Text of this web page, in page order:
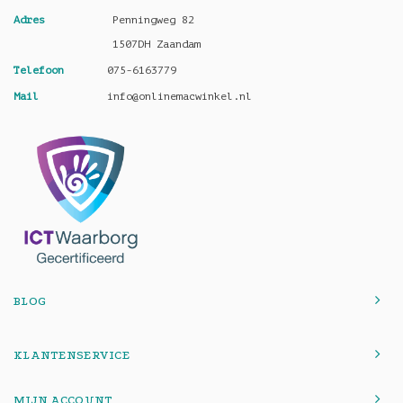
Adres
Penningweg 82
1507DH Zaandam
Telefoon 075-6163779
Mail info@onlinemacwinkel.nl
BLOG
KLANTENSERVICE
MIJN ACCOUNT